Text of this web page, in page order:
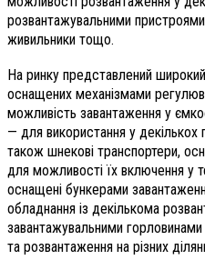
розвантажувальними пристроями
живильники тощо.
На ринку представлений
оснащених механізмами
можливість завантаження у
— для використання у
також шнекові транспортери,
для можливості їх включення у
оснащені бункерами
обладнання із декількома
завантажувальними
та розвантаження на різних